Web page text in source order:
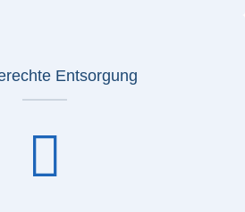
Entsorgung